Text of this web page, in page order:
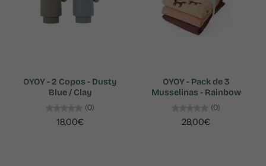
OYOY - 2 Copos - Dusty
Blue / Clay
(0)
18,00€
OYOY - Pack de 3
Musselinas - Rainbow
(0)
28,00€